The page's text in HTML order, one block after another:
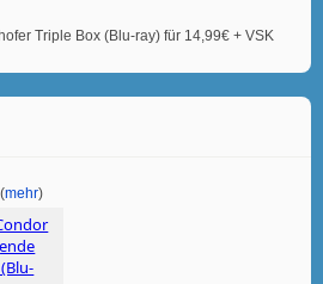
Triple Box (Blu-ray) für 14,99€ + VSK
(mehr)